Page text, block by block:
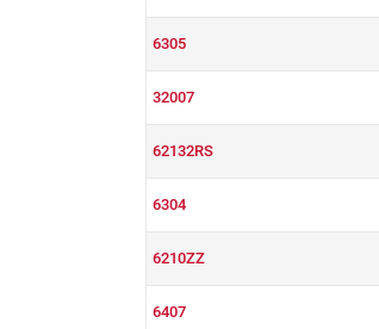
6305
32007
62132RS
6304
6210ZZ
6407